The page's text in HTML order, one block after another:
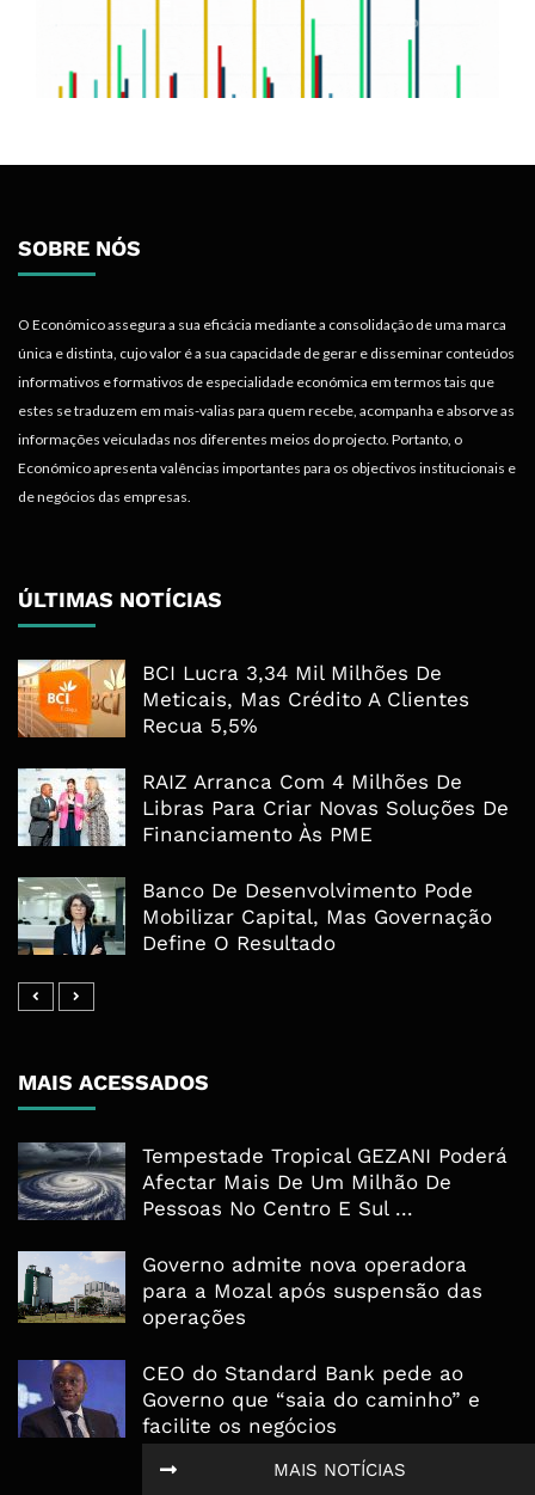
MAIS NOTÍCIAS
SOBRE NÓS
O Económico assegura a sua eficácia mediante a consolidação de uma marca
única e distinta, cujo valor é a sua capacidade de gerar e disseminar conteúdos
informativos e formativos de especialidade económica em termos tais que
estes se traduzem em mais-valias para quem recebe, acompanha e absorve as
informações veiculadas nos diferentes meios do projecto. Portanto, o
Económico apresenta valências importantes para os objectivos institucionais e
de negócios das empresas.
ÚLTIMAS NOTÍCIAS
BCI Lucra 3,34 Mil Milhões De
Meticais, Mas Crédito A Clientes
Recua 5,5%
RAIZ Arranca Com 4 Milhões De
Libras Para Criar Novas Soluções De
Financiamento Às PME
Banco De Desenvolvimento Pode
Mobilizar Capital, Mas Governação
Define O Resultado
MAIS ACESSADOS
Tempestade Tropical GEZANI Poderá
Afectar Mais De Um Milhão De
Pessoas No Centro E Sul ...
Governo admite nova operadora
para a Mozal após suspensão das
operações
CEO do Standard Bank pede ao
Governo que “saia do caminho” e
facilite os negócios